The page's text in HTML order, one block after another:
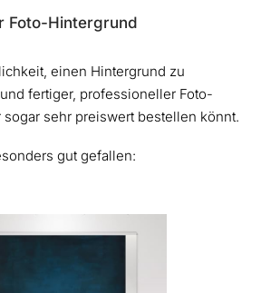
Foto-Hintergrund
einen Hintergrund zu
fertiger, professioneller Foto-
sehr preiswert bestellen könnt.
gut gefallen: